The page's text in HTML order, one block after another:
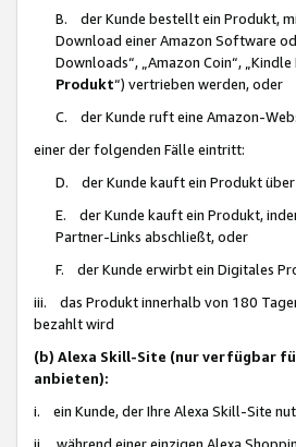
B. der Kunde bestellt ein Produkt,
Download einer Amazon Software
Downloads“, „Amazon Coin“,
Produkt“) vertrieben werden, oder
C. der Kunde ruft eine Amazon-
einer der folgenden Fälle eintritt:
D. der Kunde kauft ein Produkt
E. der Kunde kauft ein Produkt,
Partner-Links abschließt, oder
F. der Kunde erwirbt ein Digitales
iii. das Produkt innerhalb von 180
bezahlt wird
(b) Alexa Skill-Site (nur verfügbar
anbieten):
i. ein Kunde, der Ihre Alexa Skill-Site
ii. während einer einzigen Alexa